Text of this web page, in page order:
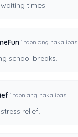
times.
·1 taon ang nakalipas
school breaks.
·1 taon ang nakalipas
relief.